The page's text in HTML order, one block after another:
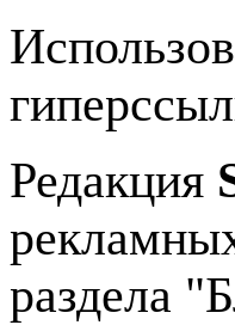
Редакция
раздела